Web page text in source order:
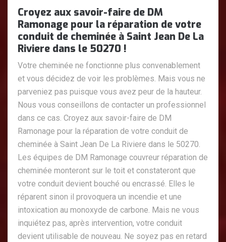
Croyez aux savoir-faire de DM
Ramonage pour la réparation de votre
conduit de cheminée à Saint Jean De La
Riviere dans le 50270 !
Votre cheminée ne fonctionne plus convenablement
et vous décidez de voir les problèmes. Mais vous ne
parveniez pas puisque vous avez peur de la hauteur.
Nous vous conseillons de contacter un professionnel
dans ce cas. Croyez aux savoir-faire de DM
Ramonage pour la réparation de votre conduit de
cheminée à Saint Jean De La Riviere dans le 50270.
Les équipes de DM Ramonage couvreur réparation de
cheminée monteront sur le toit et constateront que
votre conduit devient bouché ou encrassé. Elles le
réparent sinon il provoquera un incendie et une
intoxication au monoxyde de carbone. Mais ne vous
inquiétez pas, après intervention, votre conduit
devient utilisable de nouveau. Ne soyez pas en retard